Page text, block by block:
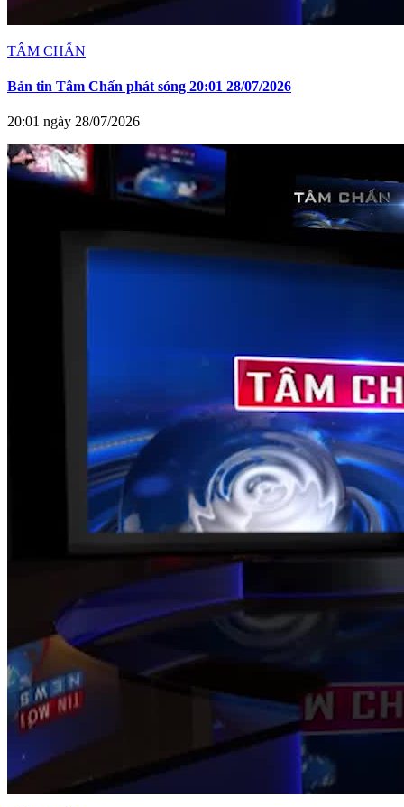
TÂM CHẤN
Bản tin Tâm Chấn phát sóng 20:01 28/07/2026
20:01 ngày 28/07/2026